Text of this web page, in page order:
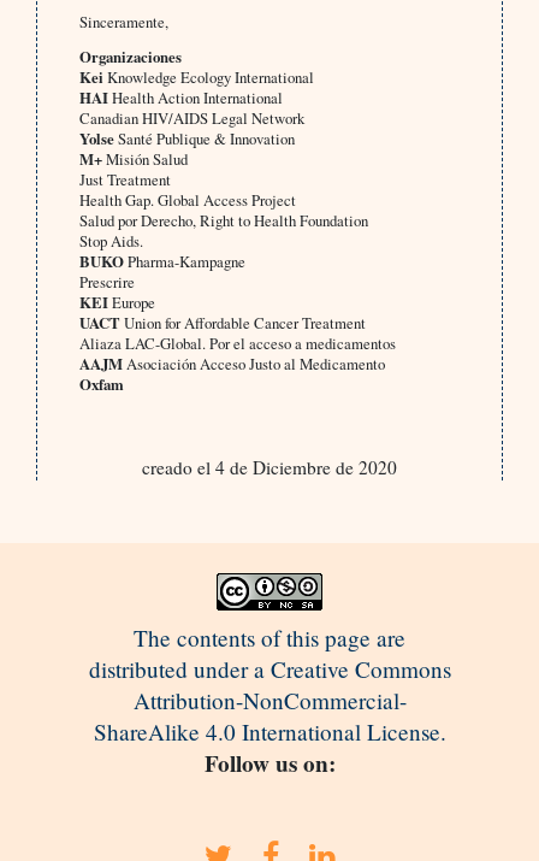
Sinceramente,
Organizaciones
Kei Knowledge Ecology International
HAIHealth Action International
Canadian HIV/AIDS Legal Network
YolseSanté Publique & Innovation
M+Misión Salud
Just Treatment
Health Gap. Global Access Project
Salud por Derecho, Right to Health Foundation
Stop Aids.
BUKOPharma-Kampagne
Prescrire
KEIEurope
UACTUnion for Affordable Cancer Treatment
Aliaza LAC-Global. Por el acceso a medicamentos
AAJMAsociación Acceso Justo al Medicamento
Oxfam
creado el 4 de Diciembre de 2020
The contents of this page are
distributed under a Creative Commons
Attribution-NonCommercial-
ShareAlike 4.0 International License.
Follow us on: